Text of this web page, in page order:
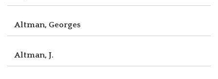
Altman, Georges
Altman, J.